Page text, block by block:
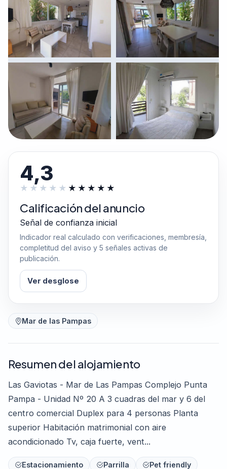
4,3
Calificación del anuncio
Señal de confianza inicial
Indicador real calculado con verificaciones, membresía,
completitud del aviso y 5 señales activas de
publicación.
Ver desglose
Mar de las Pampas
Resumen del alojamiento
Las Gaviotas - Mar de Las Pampas Complejo Punta
Pampa - Unidad Nº 20 A 3 cuadras del mar y 6 del
centro comercial Duplex para 4 personas Planta
superior Habitación matrimonial con aire
acondicionado Tv, caja fuerte, vent...
Estacionamiento Parrilla
Pet friendly